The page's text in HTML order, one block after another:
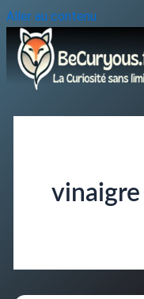
Aller au contenu